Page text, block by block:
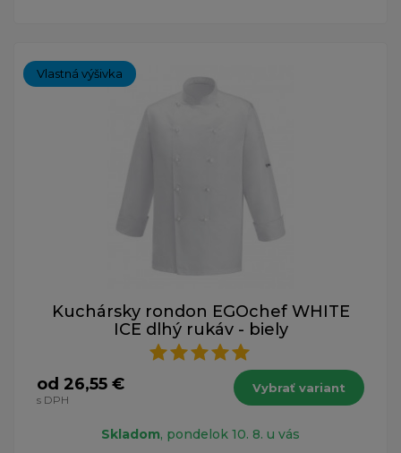
Vlastná výšivka
Kuchársky rondon EGOchef WHITE
ICE dlhý rukáv - biely
od 26,55 €
s DPH
Vybrať variant
Skladom, pondelok 10. 8. u vás